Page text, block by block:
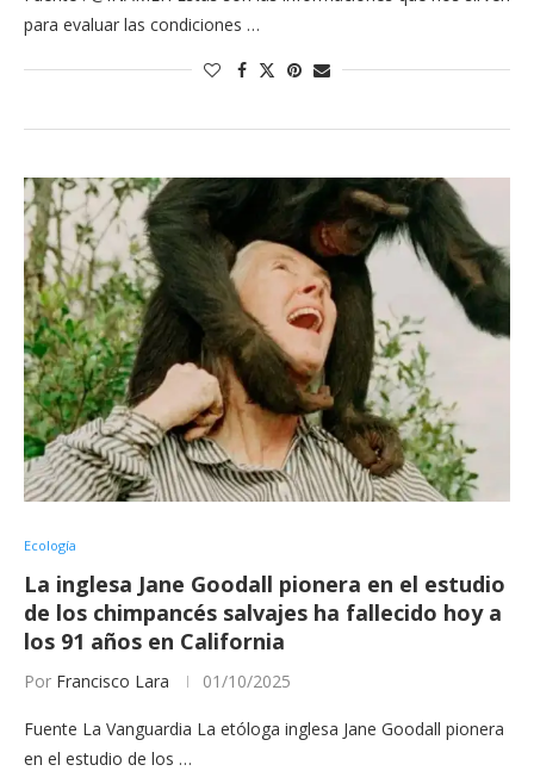
para evaluar las condiciones …
Ecología
La inglesa Jane Goodall pionera en el estudio
de los chimpancés salvajes ha fallecido hoy a
los 91 años en California
Por Francisco Lara 01/10/2025
Fuente La Vanguardia La etóloga inglesa Jane Goodall pionera
en el estudio de los …